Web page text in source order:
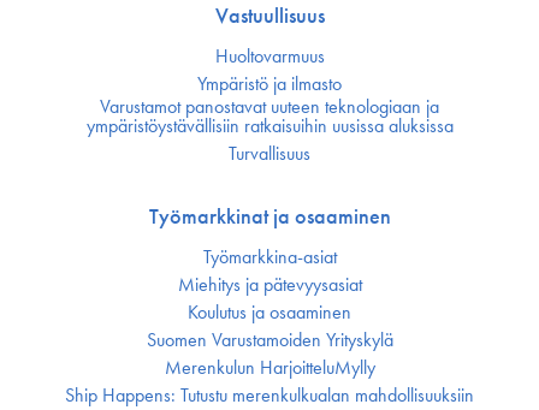
Vastuullisuus
Huoltovarmuus
Ympäristö ja ilmasto
Varustamot panostavat uuteen teknologiaan ja
ympäristöystävällisiin ratkaisuihin uusissa aluksissa
Turvallisuus
Työmarkkinat ja osaaminen
Työmarkkina-asiat
Miehitys ja pätevyys­asiat
Koulutus ja osaaminen
Suomen Varustamoiden Yrityskylä
Merenkulun HarjoitteluMylly
Ship Happens: Tutustu merenkulkualan mahdollisuuksiin